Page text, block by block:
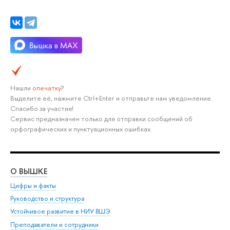
Нашли опечатку?
Выделите её, нажмите Ctrl+Enter и отправьте нам уведомление.
Спасибо за участие!
Сервис предназначен только для отправки сообщений об
орфографических и пунктуационных ошибках.
О ВЫШКЕ
Цифры и факты
Руководство и структура
Устойчивое развитие в НИУ ВШЭ
Преподаватели и сотрудники